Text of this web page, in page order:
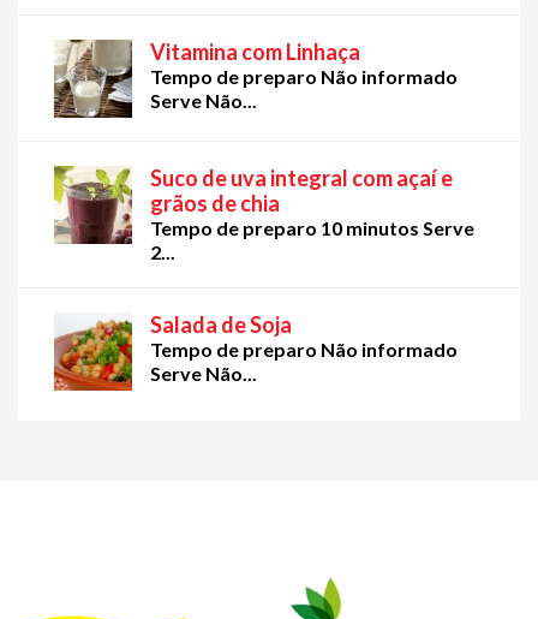
Vitamina com Linhaça
Tempo de preparo Não informado
Serve Não...
Suco de uva integral com açaí e
grãos de chia
Tempo de preparo 10 minutos Serve
2...
Salada de Soja
Tempo de preparo Não informado
Serve Não...